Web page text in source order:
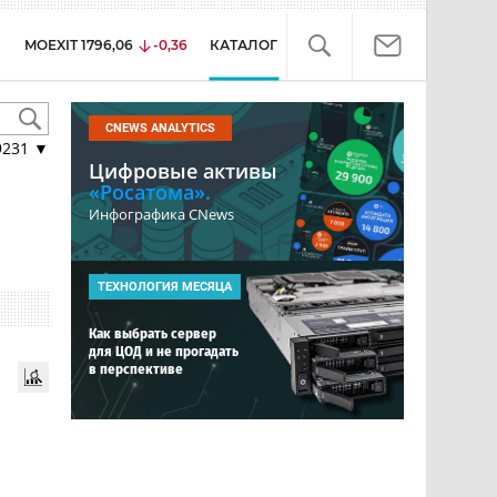
MOEXIT 1796,06 -0,36 КАТАЛОГ
▼
CNEWS ANALYTICS
Цифровые активы
«Росатома».
Инфографика CNews
ТЕХНОЛОГИЯ МЕСЯЦА
Как выбрать сервер
для ЦОД и не прогадать
в перспективе